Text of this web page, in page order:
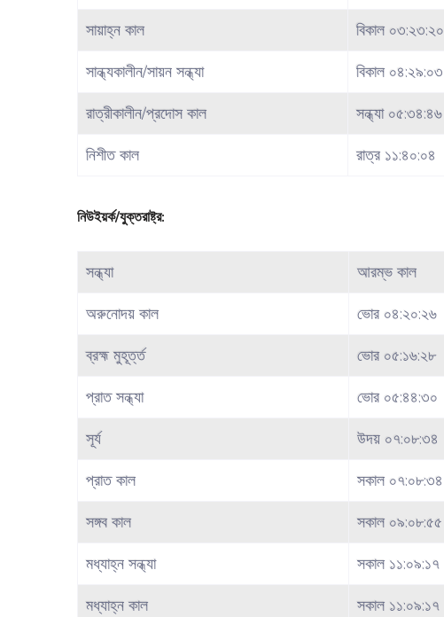
সায়াহ্ন কাল
বিকাল ০৩:২৩:২০
সান্ধ্যকালীন/সায়ন সন্ধ্যা
বিকাল ০৪:২৯:০৩
রাত্রীকালীন/প্রদোস কাল
সন্ধ্যা ০৫:৩৪:৪৬
নিশীত কাল
রাত্র ১১:৪০:০৪
নিউইয়র্ক/যুক্তরাষ্ট্র:
সন্ধ্যা আরম্ভ কাল
অরুনোদয় কাল
ভোর ০৪:২০:২৬
ব্রহ্ম মুহূর্ত্ত
ভোর ০৫:১৬:২৮
প্রাত সন্ধ্যা
ভোর ০৫:৪৪:৩০
সূর্য
উদয় ০৭:০৮:৩৪
প্রাত কাল
সকাল ০৭:০৮:৩৪
সঙ্গব কাল
সকাল ০৯:০৮:৫৫
মধ্যাহ্ন সন্ধ্যা
সকাল ১১:০৯:১৭
মধ্যাহ্ন কাল
সকাল ১১:০৯:১৭